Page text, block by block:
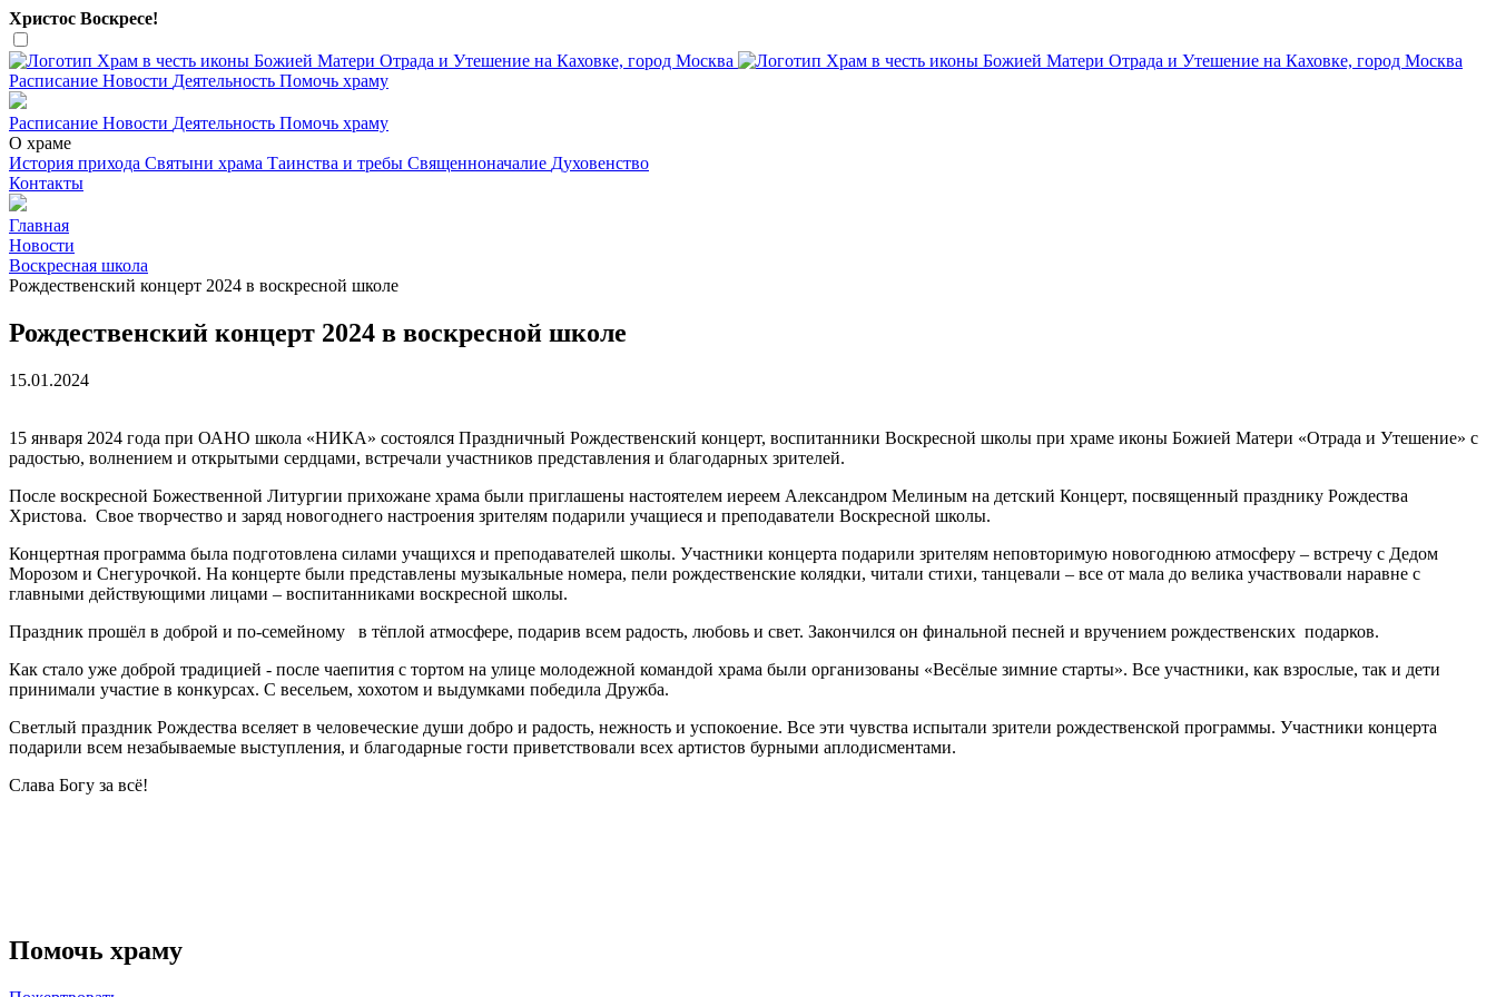
Христос Воскресе!
Расписание Новости Деятельность Помочь храму
Расписание Новости Деятельность Помочь храму
О храме
История прихода Святыни храма Таинства и требы Священноначалие Духовенство
Контакты
Главная
Новости
Воскресная школа
Рождественский концерт 2024 в воскресной школе
Рождественский концерт 2024 в воскресной школе
15.01.2024
15 января 2024 года при ОАНО школа «НИКА» состоялся Праздничный Рождественский концерт, воспитанники Воскресной школы при храме иконы Божией Матери «Отрада и Утешение» с
радостью, волнением и открытыми сердцами, встречали участников представления и благодарных зрителей.
После воскресной Божественной Литургии прихожане храма были приглашены настоятелем иереем Александром Мелиным на детский Концерт, посвященный празднику Рождества
Христова. Свое творчество и заряд новогоднего настроения зрителям подарили учащиеся и преподаватели Воскресной школы.
Концертная программа была подготовлена силами учащихся и преподавателей школы. Участники концерта подарили зрителям неповторимую новогоднюю атмосферу – встречу с Дедом
Морозом и Снегурочкой. На концерте были представлены музыкальные номера, пели рождественские колядки, читали стихи, танцевали – все от мала до велика участвовали наравне с
главными действующими лицами – воспитанниками воскресной школы.
Праздник прошёл в доброй и по-семейному в тёплой атмосфере, подарив всем радость, любовь и свет. Закончился он финальной песней и вручением рождественских подарков.
Как стало уже доброй традицией - после чаепития с тортом на улице молодежной командой храма были организованы «Весёлые зимние старты». Все участники, как взрослые, так и дети
принимали участие в конкурсах. С весельем, хохотом и выдумками победила Дружба.
Светлый праздник Рождества вселяет в человеческие души добро и радость, нежность и успокоение. Все эти чувства испытали зрители рождественской программы. Участники концерта
подарили всем незабываемые выступления, и благодарные гости приветствовали всех артистов бурными аплодисментами.
Слава Богу за всё!
Помочь храму